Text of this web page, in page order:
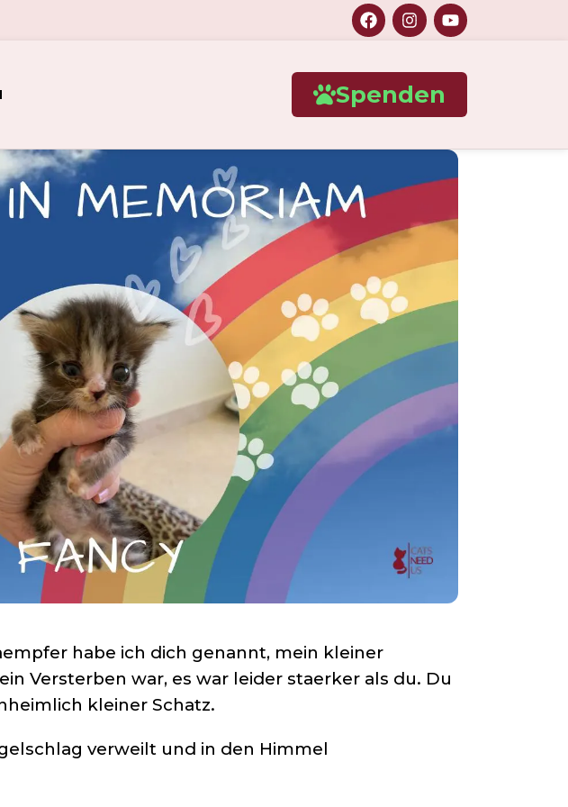
Spenden
habe ich dich genannt, mein kleiner
Versterben war, es war leider staerker als du. Du
kleiner Schatz.
verweilt und in den Himmel